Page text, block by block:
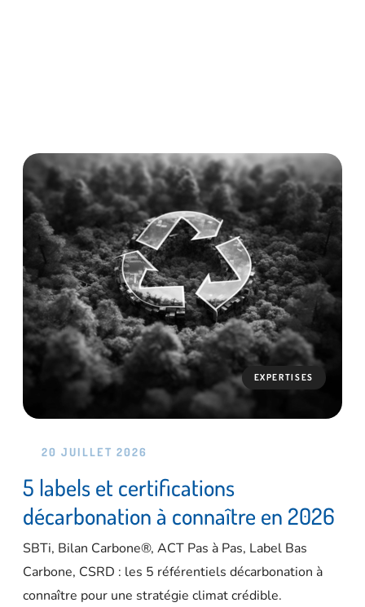
EXPERTISES
20 JUILLET 2026
5 labels et certifications
décarbonation à connaître en 2026
SBTi, Bilan Carbone®, ACT Pas à Pas, Label Bas
Carbone, CSRD : les 5 référentiels décarbonation à
connaître pour une stratégie climat crédible.